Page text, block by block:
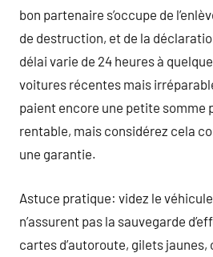
bon partenaire s’occupe de
de destruction, et de la
délai varie de 24 heures à
voitures récentes mais
paient encore une petite somme
rentable, mais considérez cela
une garantie.
Astuce pratique: videz le
n’assurent pas la sauvegarde
cartes d’autoroute, gilets jaunes,